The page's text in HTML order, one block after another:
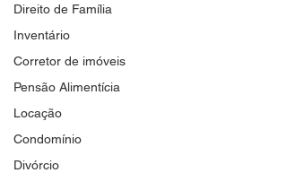
Direito de Família
Inventário
Corretor de imóveis
Pensão Alimentícia
Locação
Condomínio
Divórcio